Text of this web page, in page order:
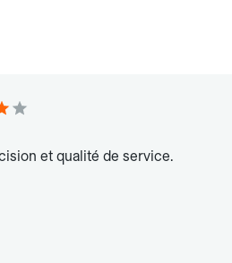
et qualité de service.